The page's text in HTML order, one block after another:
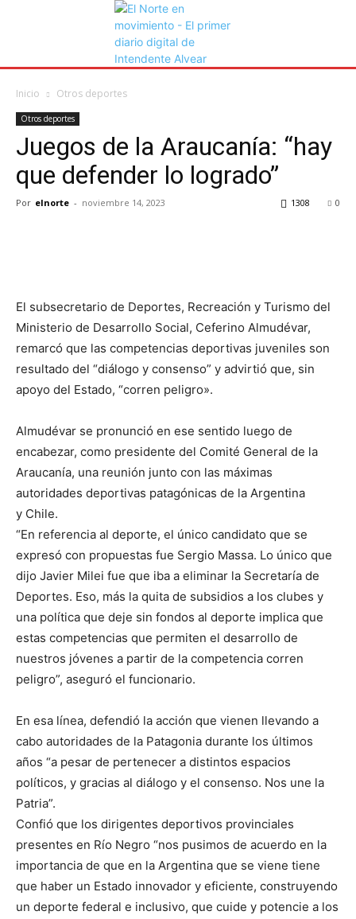
Inicio Otros deportes
Otros deportes
Juegos de la Araucanía: “hay
que defender lo logrado”
Por elnorte - noviembre 14, 2023 0
1308
El subsecretario de Deportes, Recreación y Turismo del
Ministerio de Desarrollo Social, Ceferino Almudévar,
remarcó que las competencias deportivas juveniles son
resultado del “diálogo y consenso” y advirtió que, sin
apoyo del Estado, “corren peligro».
Almudévar se pronunció en ese sentido luego de
encabezar, como presidente del Comité General de la
Araucanía, una reunión junto con las máximas
autoridades deportivas patagónicas de la Argentina
y Chile.
“En referencia al deporte, el único candidato que se
expresó con propuestas fue Sergio Massa. Lo único que
dijo Javier Milei fue que iba a eliminar la Secretaría de
Deportes. Eso, más la quita de subsidios a los clubes y
una política que deje sin fondos al deporte implica que
estas competencias que permiten el desarrollo de
nuestros jóvenes a partir de la competencia corren
peligro”, aseguró el funcionario.
En esa línea, defendió la acción que vienen llevando a
cabo autoridades de la Patagonia durante los últimos
años “a pesar de pertenecer a distintos espacios
políticos, y gracias al diálogo y el consenso. Nos une la
Patria”.
Confió que los dirigentes deportivos provinciales
presentes en Río Negro “nos pusimos de acuerdo en la
importancia de que en la Argentina que se viene tiene
que haber un Estado innovador y eficiente, construyendo
un deporte federal e inclusivo, que cuide y potencie a los